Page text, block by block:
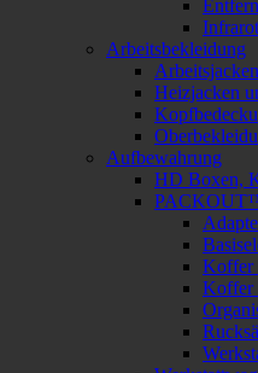
Arbeitsbekleidung
Heizjacken
Aufbewahrung
HD Boxen,
Koffer
Koffer